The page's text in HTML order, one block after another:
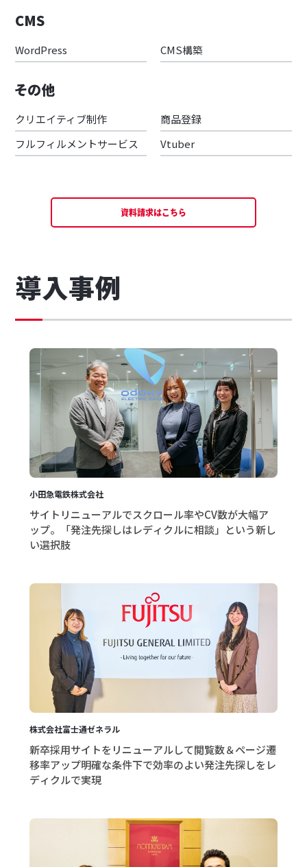
CMS
WordPress CMS構築
その他
クリエイティブ制作
商品登録
フルフィルメントサービス
Vtuber
資料請求はこちら
導入事例
サイトリニューアルでスクロール率やCV数が大幅ア
ップ。「発注先探しはレディクルに相談」という新し
い選択肢
小田急電鉄株式会社
新卒採用サイトをリニューアルして閲覧数＆ページ遷
移率アップ明確な条件下で効率のよい発注先探しをレ
ディクルで実現
株式会社富士通ゼネラル